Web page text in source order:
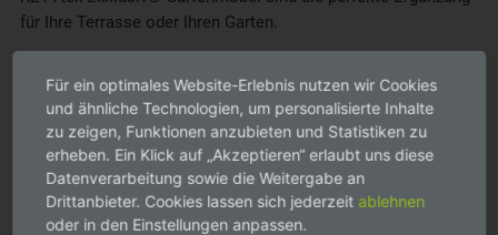
für Ihre Terrasse oder Ihren Garten.
Funktionalität, sondern auch in Ästhetik und Lebensqualität
im Freien. Die großzügige Polsterung der Auflagen sorgt für
einen erstklassigen Sitzkomfort, während das zeitlose Design
Ihrer Garteneinrichtung einen Hauch von Luxus verleiht.
Lassen Sie sich inspirieren und gestalten Sie Ihren
Für ein optimales Website-Erlebnis nutzen wir Cookies
und ähnliche Technologien, um personalisierte Inhalte
zu zeigen, Funktionen anzubieten und Statistiken zu
erheben. Ein Klick auf „Akzeptieren“ erlaubt uns diese
Datenverarbeitung sowie die Weitergabe an
Drittanbieter. Cookies lassen sich jederzeit ablehnen
oder in den Einstellungen anpassen.